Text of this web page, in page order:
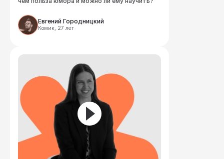
Евгений Городницкий
Комик, 27 лет